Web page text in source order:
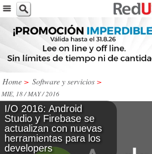
Home > Software y servicios >
MIE, 18 / MAY / 2016
I/O 2016: Android
Studio y Firebase se
actualizan con nuevas
herramientas para los
developers